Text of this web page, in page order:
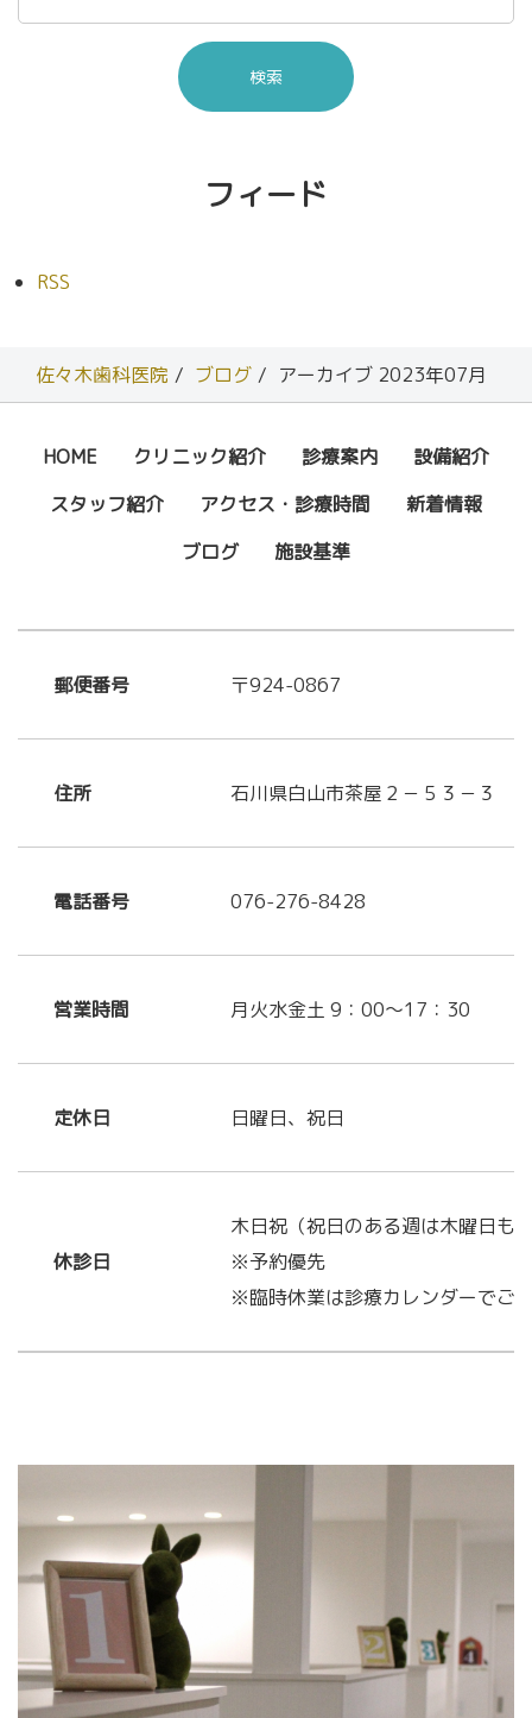
フィード
RSS
佐々木歯科医院 ブログ アーカイブ 2023年07月
HOME クリニック紹介 診療案内
設備紹介
スタッフ紹介
アクセス・診療時間
新着情報
ブログ
施設基準
郵便番号 〒924-0867
住所 石川県白山市茶屋２－５３－３
電話番号 076-276-8428
営業時間 月火水金土 9：00～17：30
定休日 日曜日、祝日
休診日
木日祝（祝日のある週は木曜日も
※予約優先
※臨時休業は診療カレンダーでご